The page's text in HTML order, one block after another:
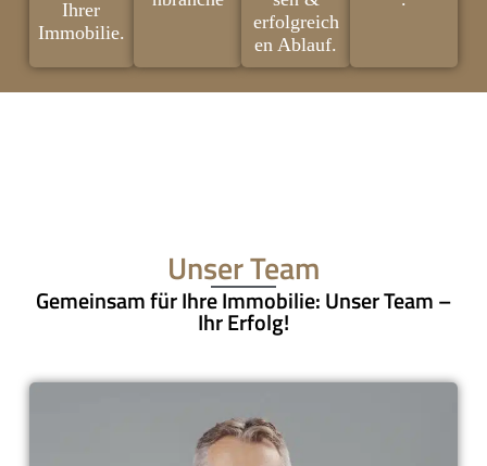
Ihrer
Immobilie.
erfolgreich
en Ablauf.
Unser Team
Gemeinsam für Ihre Immobilie: Unser Team –
Ihr Erfolg!